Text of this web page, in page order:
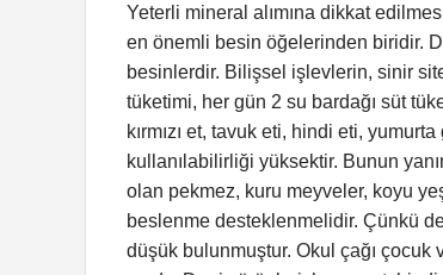
Yeterli mineral alımına dikkat
en önemli besin öğelerinden biridir.
besinlerdir. Bilişsel işlevlerin, sinir
tüketimi, her gün 2 su bardağı süt
kırmızı et, tavuk eti, hindi eti,
kullanılabilirliği yüksektir. Bunun
olan pekmez, kuru meyveler, koyu
beslenme desteklenmelidir. Çünkü
düşük bulunmuştur. Okul çağı çocuk